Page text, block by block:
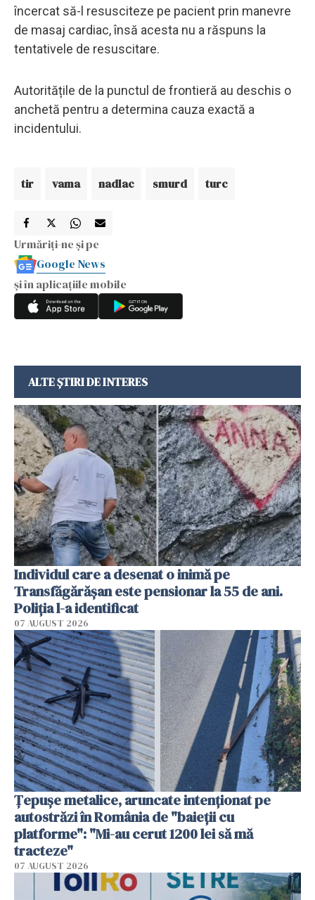
încercat să-l resusciteze pe pacient prin manevre
de masaj cardiac, însă acesta nu a răspuns la
tentativele de resuscitare.
Autoritățile de la punctul de frontieră au deschis o
anchetă pentru a determina cauza exactă a
incidentului.
tir vama nadlac smurd turc
Urmăriți-ne și pe
Google News
și în aplicațiile mobile
ALTE ȘTIRI DE INTERES
Individul care a desenat o inimă pe
Transfăgărășan este pensionar la 55 de ani.
Poliția l-a identificat
07 AUGUST 2026
Țepușe metalice, aruncate intenționat pe
autostrăzi în România de "baieții cu
platforme": "Mi-au cerut 1200 lei să mă
tracteze"
07 AUGUST 2026